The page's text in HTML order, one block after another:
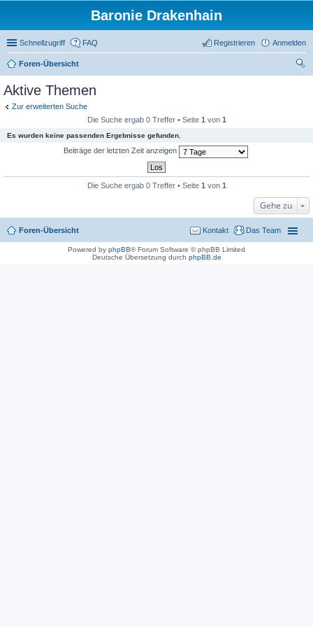
Baronie Drakenhain
Schnellzugriff FAQ Anmelden
Registrieren
Foren-Übersicht
Aktive Themen
Zur erweiterten Suche
Die Suche ergab 0 Treffer • Seite 1 von 1
Es wurden keine passenden Ergebnisse gefunden.
Beiträge der letzten Zeit anzeigen
Die Suche ergab 0 Treffer • Seite 1 von 1
Gehe zu
Foren-Übersicht Das Team
Kontakt
Powered by phpBB® Forum Software © phpBB Limited
Deutsche Übersetzung durch phpBB.de